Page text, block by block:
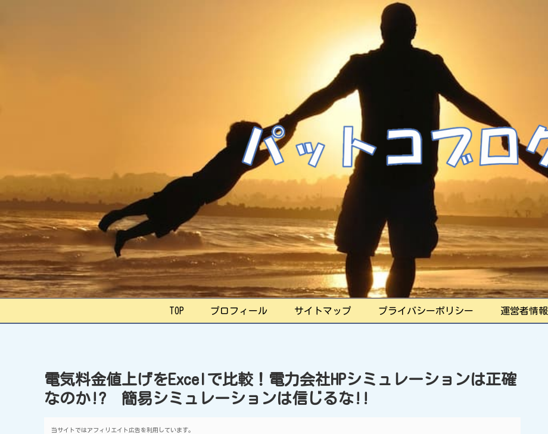
TOP プロフィール サイトマップ プライバシーポリシー 運営者情報
電気料金値上げをExcelで比較！電力会社HPシミュレーションは正確
なのか!? 簡易シミュレーションは信じるな!!
当サイトではアフィリエイト広告を利用しています。